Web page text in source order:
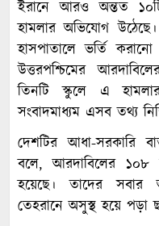
ইরানে আরও অন্তত ১০টি
হামলার অভিযোগ
হাসপাতালে ভর্তি
উত্তরপশ্চিমের
তিনটি স্কুলে এ হামলার
সংবাদমাধ্যম এসব তথ্য
দেশটির আধা-সরকারি
বলে, আরদাবিলের ১০৮
হয়েছে। তাদের সবার
তেহরানে অসুস্থ হয়ে পড়া